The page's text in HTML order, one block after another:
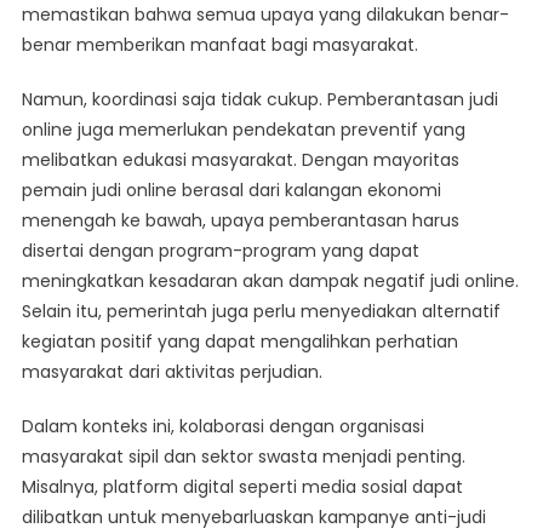
memastikan bahwa semua upaya yang dilakukan benar-
benar memberikan manfaat bagi masyarakat.
Namun, koordinasi saja tidak cukup. Pemberantasan judi
online juga memerlukan pendekatan preventif yang
melibatkan edukasi masyarakat. Dengan mayoritas
pemain judi online berasal dari kalangan ekonomi
menengah ke bawah, upaya pemberantasan harus
disertai dengan program-program yang dapat
meningkatkan kesadaran akan dampak negatif judi online.
Selain itu, pemerintah juga perlu menyediakan alternatif
kegiatan positif yang dapat mengalihkan perhatian
masyarakat dari aktivitas perjudian.
Dalam konteks ini, kolaborasi dengan organisasi
masyarakat sipil dan sektor swasta menjadi penting.
Misalnya, platform digital seperti media sosial dapat
dilibatkan untuk menyebarluaskan kampanye anti-judi